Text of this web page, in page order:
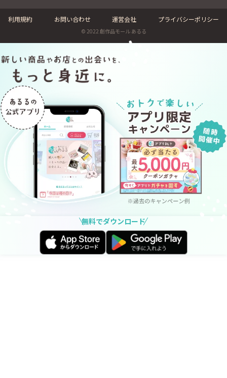
利用規約 お問い合わせ 運営会社 プライバシーポリシー
© 2022 創作品モール あるる
無料でダウンロード